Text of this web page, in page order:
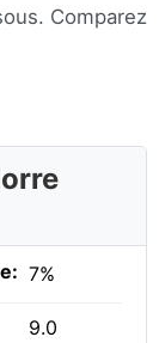
Comparez
7%
9.0